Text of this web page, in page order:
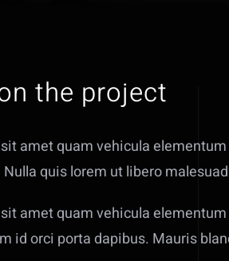
the project
amet quam vehicula
quis lorem ut libero
amet quam vehicula
id orci porta dapibus. Mauris